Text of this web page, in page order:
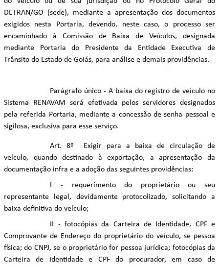
DETRAN/GO (sede), mediante a apresentação dos documentos
exigidos nesta Portaria, devendo, neste caso, o processo ser
encaminhado à Comissão de Baixa de Veículos, designada
mediante Portaria do Presidente da Entidade Executiva de
Trânsito do Estado de Goiás, para análise e demais providências.
Parágrafo único - A baixa do registro de veículo no
Sistema RENAVAM será efetivada pelos servidores designados
pela referida Portaria, mediante a concessão de senha pessoal e
sigilosa, exclusiva para esse serviço.
Art. 8º Exigir para a baixa de circulação de
veículo, quando destinado à exportação, a apresentação da
documentação infra e a adoção das seguintes providências:
I - requerimento do proprietário ou seu
representante legal, devidamente protocolizado, solicitando a
baixa definitiva do veículo;
II - fotocópias da Carteira de Identidade, CPF e
Comprovante de Endereço do proprietário do veículo, se pessoa
física; do CNPJ, se o proprietário for pessoa jurídica; fotocópias da
Carteira de Identidade e CPF do procurador, em caso de